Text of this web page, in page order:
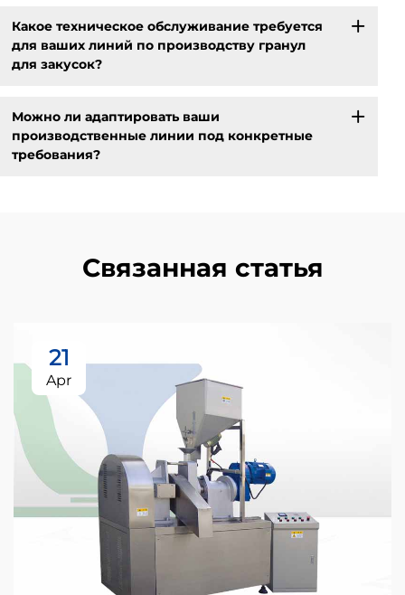
Какое техническое обслуживание требуется
для ваших линий по производству гранул
для закусок?
Можно ли адаптировать ваши
производственные линии под конкретные
требования?
Связанная статья
21
Apr